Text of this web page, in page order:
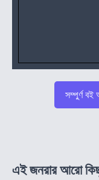
সম্পুর্ণ
এই জনরার আরো